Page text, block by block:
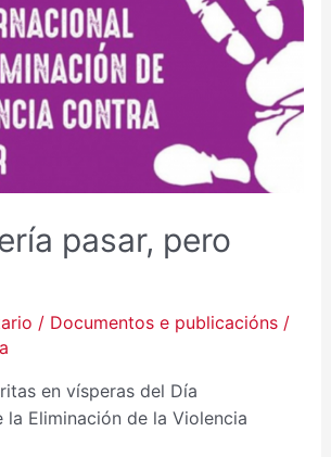
pasar, pero
/ Documentos e publicacións/
en vísperas del Día
la Eliminación de la Violencia